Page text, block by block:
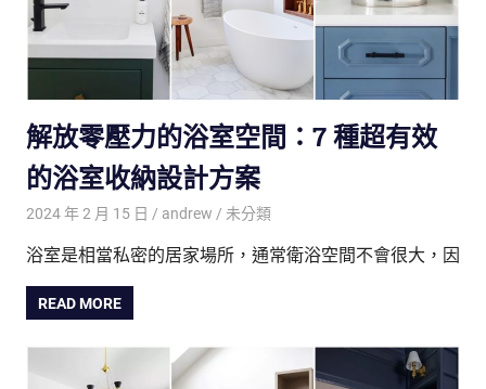
解放零壓力的浴室空間：7 種超有效
的浴室收納設計方案
2024 年 2 月 15 日 andrew 未分類
浴室是相當私密的居家場所，通常衛浴空間不會很大，因
READ MORE